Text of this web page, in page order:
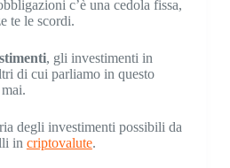
c’è una cedola fissa,
te le scordi.
, gli investimenti in
di cui parliamo in questo
degli investimenti possibili da
in criptovalute.